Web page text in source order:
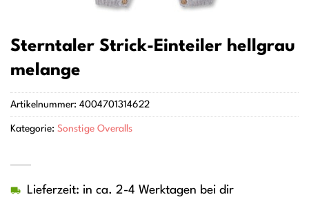
Sterntaler Strick-Einteiler hellgrau
melange
Lieferzeit: in ca. 2-4 Werktagen bei dir
Artikelnummer: 4004701314622
Kategorie: Sonstige Overalls